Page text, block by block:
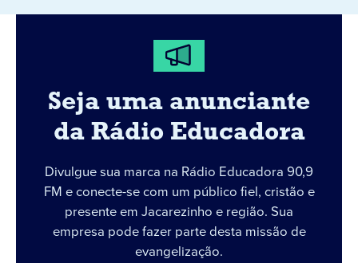
Seja uma anunciante
da Rádio Educadora
Divulgue sua marca na Rádio Educadora 90,9
FM e conecte-se com um público fiel, cristão e
presente em Jacarezinho e região. Sua
empresa pode fazer parte desta missão de
evangelização.